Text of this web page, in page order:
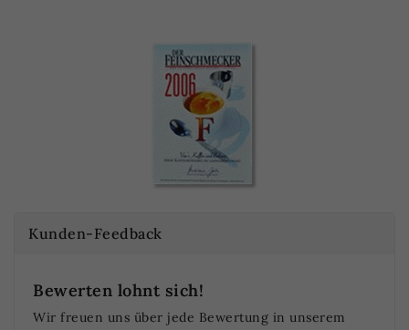
Kunden-Feedback
Bewerten lohnt sich!
Wir freuen uns über jede Bewertung in unserem